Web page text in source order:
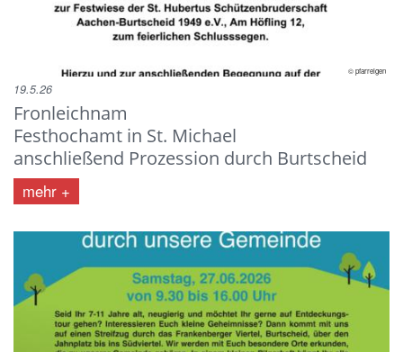
© pfarreigen
Fronleichnam
Festhochamt in St. Michael
anschließend Prozession durch Burtscheid
19.5.26
mehr